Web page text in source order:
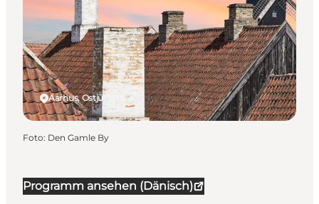
Programm ansehen (Dänisch)
Aarhus, Ostjütland
Foto: Den Gamle By